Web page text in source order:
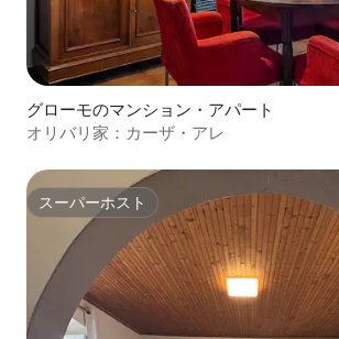
グローモのマンション・アパート
オリバリ家：カーザ・アレ
スーパーホスト
スーパーホスト